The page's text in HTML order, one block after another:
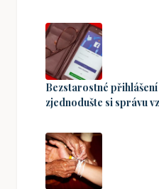
Bezstarostné
zjednodušte si správu